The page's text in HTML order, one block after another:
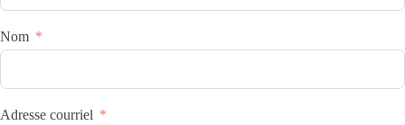
Nom
Adresse courriel